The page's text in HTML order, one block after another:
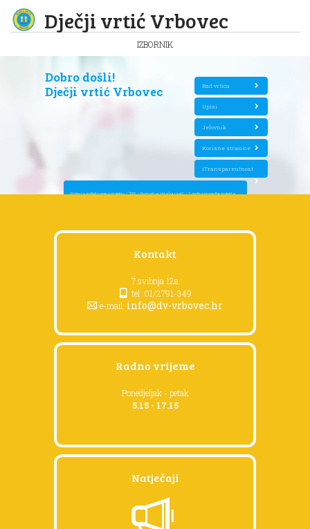
Dječji vrtić Vrbovec
IZBORNIK
Poziv za sudjelovanje u projektu – “P.I.R. – Promatraj, istražuj, rasti” – 2. godina provedbe projekta
Dobro došli!
Dječji vrtić Vrbovec
Rad vrtića
Upisi
Jelovnik
Korisne stranice
iTransparentnost
Kontakt
7.svibnja 12a
tel: 01/2791-349
e-mail: info@dv-vrbovec.hr
Radno vrijeme
Ponedjeljak - petak
5.15 - 17.15
Natječaji